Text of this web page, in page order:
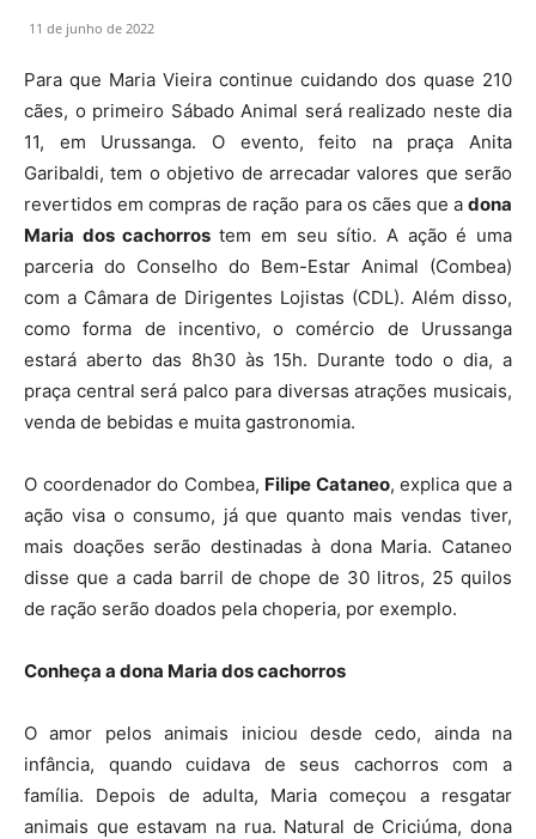
11 de junho de 2022
Para que Maria Vieira continue cuidando dos quase 210
cães, o primeiro Sábado Animal será realizado neste dia
11, em Urussanga. O evento, feito na praça Anita
Garibaldi, tem o objetivo de arrecadar valores que serão
revertidos em compras de ração para os cães que a dona
Maria dos cachorrostem em seu sítio. A ação é uma
parceria do Conselho do Bem-Estar Animal (Combea)
com a Câmara de Dirigentes Lojistas (CDL). Além disso,
como forma de incentivo, o comércio de Urussanga
estará aberto das 8h30 às 15h. Durante todo o dia, a
praça central será palco para diversas atrações musicais,
venda de bebidas e muita gastronomia.
O coordenador do Combea, Filipe Cataneo, explica que a
ação visa o consumo, já que quanto mais vendas tiver,
mais doações serão destinadas à dona Maria. Cataneo
disse que a cada barril de chope de 30 litros, 25 quilos
de ração serão doados pela choperia, por exemplo.
Conheça a dona Maria dos cachorros
O amor pelos animais iniciou desde cedo, ainda na
infância, quando cuidava de seus cachorros com a
família. Depois de adulta, Maria começou a resgatar
animais que estavam na rua. Natural de Criciúma, dona